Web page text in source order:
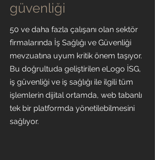
güvenliği
50 ve daha fazla çalışanı olan sektör
firmalarında İş Sağlığı ve Güvenliği
mevzuatına uyum kritik önem taşıyor.
Bu doğrultuda geliştirilen eLogo İSG,
iş güvenliği ve iş sağlığı ile ilgili tüm
işlemlerin dijital ortamda, web tabanlı
tek bir platformda yönetilebilmesini
sağlıyor.